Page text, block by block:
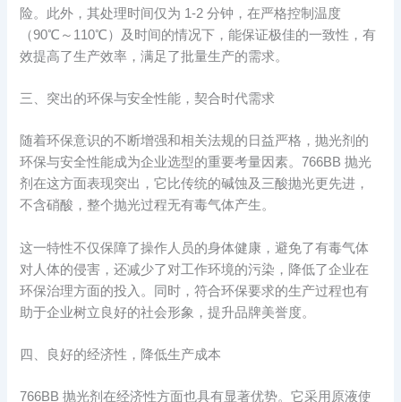
险。此外，其处理时间仅为 1-2 分钟，在严格控制温度
（90℃～110℃）及时间的情况下，能保证极佳的一致性，有
效提高了生产效率，满足了批量生产的需求。​
三、突出的环保与安全性能，契合时代需求​
随着环保意识的不断增强和相关法规的日益严格，抛光剂的
环保与安全性能成为企业选型的重要考量因素。766BB 抛光
剂在这方面表现突出，它比传统的碱蚀及三酸抛光更先进，
不含硝酸，整个抛光过程无有毒气体产生。​
这一特性不仅保障了操作人员的身体健康，避免了有毒气体
对人体的侵害，还减少了对工作环境的污染，降低了企业在
环保治理方面的投入。同时，符合环保要求的生产过程也有
助于企业树立良好的社会形象，提升品牌美誉度。​
四、良好的经济性，降低生产成本​
766BB 抛光剂在经济性方面也具有显著优势。它采用原液使